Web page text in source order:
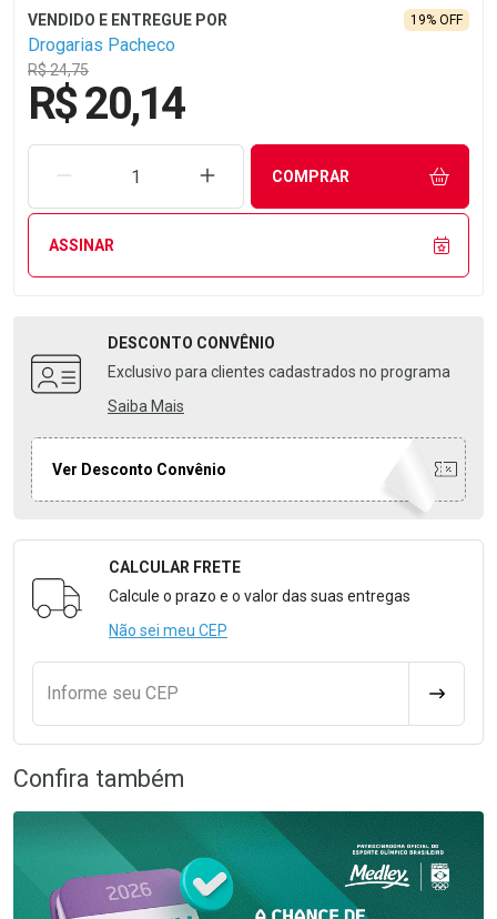
Drogarias Pacheco
R$ 24,75
19% OFF
R$ 20,14
REMOVER UMA UNIDADEAUMENTAR UMA UNIDADE
COMPRAR
ASSINAR
DESCONTO CONVÊNIO
Exclusivo para clientes cadastrados no programa
Saiba Mais
Ver Desconto Convênio
Formulário para Calcular o Frete
CALCULAR FRETE
Calcule o prazo e o valor das suas entregas
Não sei meu CEP
Informe seu CEP
Confira também